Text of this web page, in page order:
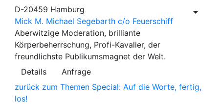
D-20459 Hamburg
Mick M. Michael Segebarth c/o Feuerschiff
Aberwitzige Moderation, brilliante
Körperbeherrschung, Profi-Kavalier, der
freundlichste Publikumsmagnet der Welt.
Details
Anfrage
zurück zum Themen Special: Auf die Worte, fertig,
los!